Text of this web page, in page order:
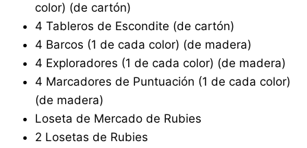
color) (de cartón)
4 Tableros de Escondite (de cartón)
4 Barcos (1 de cada color) (de madera)
4 Exploradores (1 de cada color) (de madera)
4 Marcadores de Puntuación (1 de cada color)
(de madera)
Loseta de Mercado de Rubies
2 Losetas de Rubies